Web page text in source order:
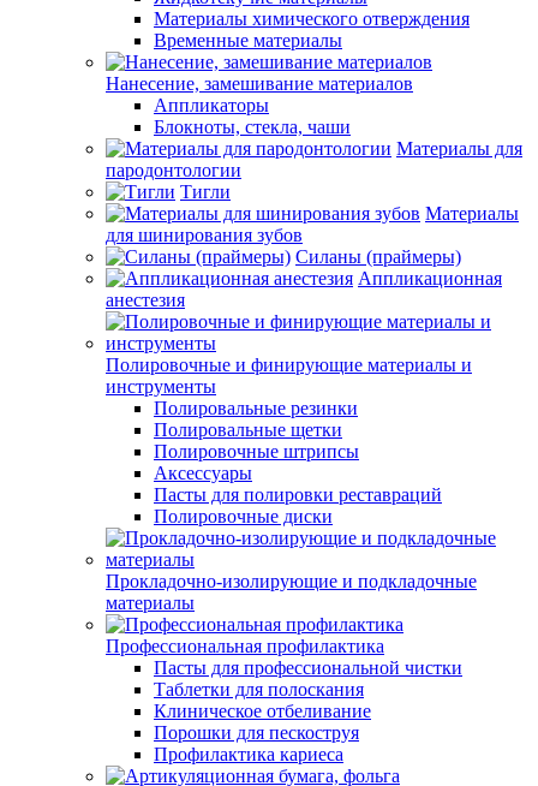
Материалы химического отверждения
Временные материалы
Нанесение, замешивание материалов
Аппликаторы
Блокноты, стекла, чаши
Материалы для
пародонтологии
Тигли
Материалы
для шинирования зубов
Силаны (праймеры)
Аппликационная
анестезия
Полировочные и финирующие материалы и
инструменты
Полировальные резинки
Полировальные щетки
Полировочные штрипсы
Аксессуары
Пасты для полировки реставраций
Полировочные диски
Прокладочно-изолирующие и подкладочные
материалы
Профессиональная профилактика
Пасты для профессиональной чистки
Таблетки для полоскания
Клиническое отбеливание
Порошки для пескоструя
Профилактика кариеса